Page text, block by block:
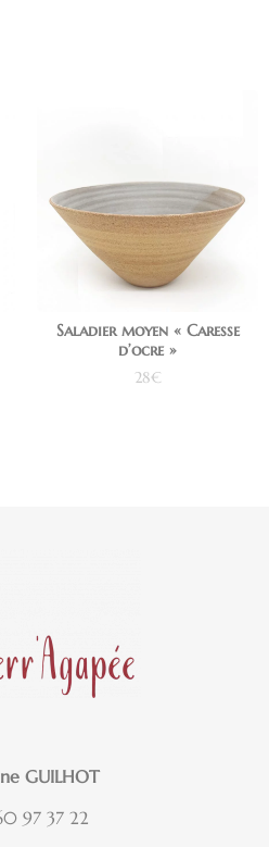
Saladier moyen « Caresse
d’ocre »
28€
GUILHOT
97 37 22